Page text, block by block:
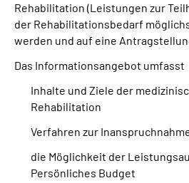
Language
Inhalte in Gebärdensprache
Leichte Sprache
Mein
Rehabilitation (Leistungen zur
der Rehabilitationsbedarf
werden und auf eine
Das Informationsangebot umfasst
Inhalte und Ziele der
Rehabilitation
Verfahren zur
die Möglichkeit der
Persönliches Budget